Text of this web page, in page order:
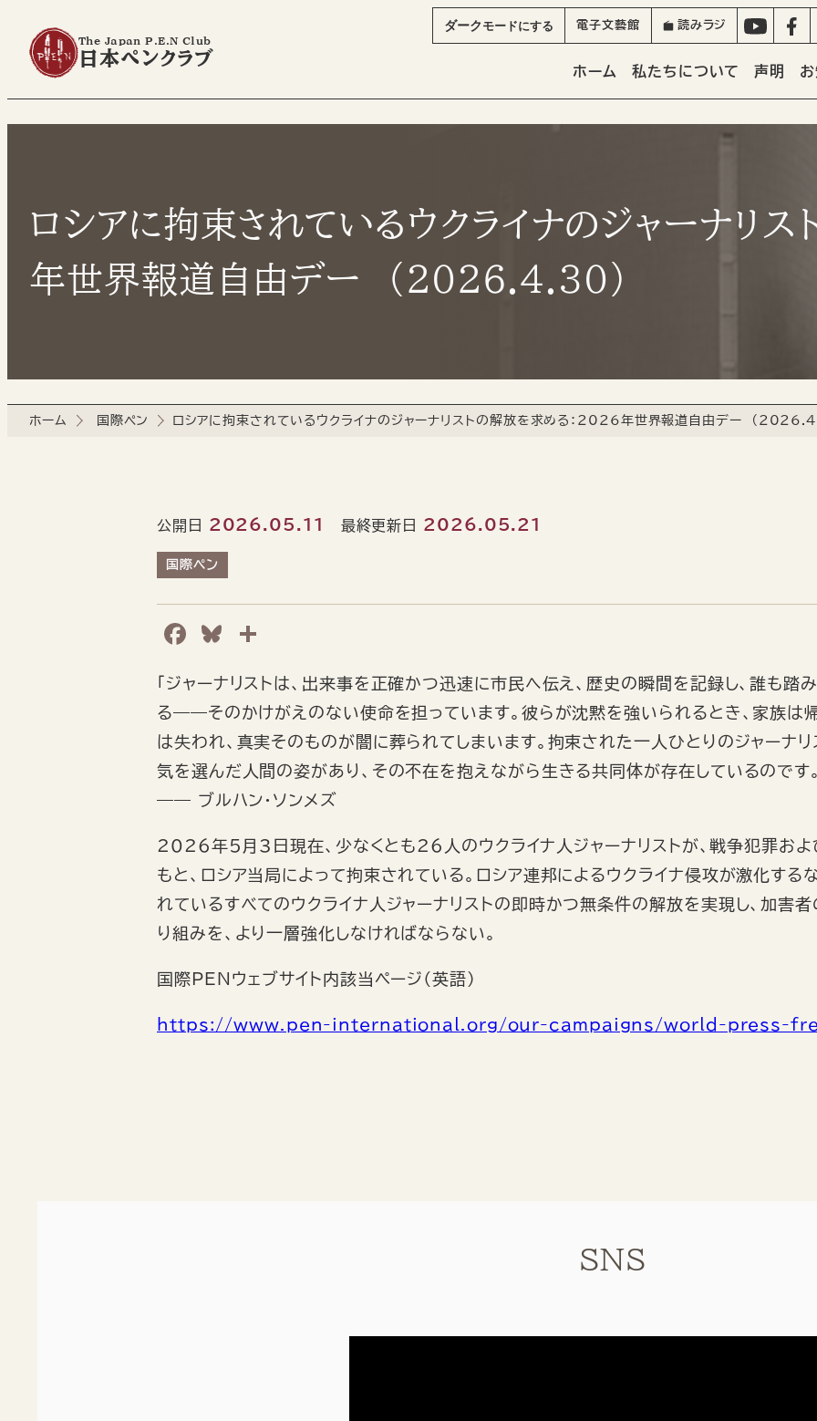
The Japan P.E.N Club
日本ペンクラブ
電子文藝館 読みラジ
ダーク モードにする
ホーム 私たちについて 声明
ロシアに拘束されているウクライナのジャーナリ
年世界報道自由デー （2026.4.30）
ホーム 国際ペン ロシアに拘束されているウクライナのジャーナリストの解放を求める：2026年世界報道自由デー （
公開日 2026.05.11 最終更新日 2026.05.21
国際ペン
F
c
e
b
o
o
k
B
u
e
s
k
y
「ジャーナリストは、出来事を正確かつ迅速に市民へ伝え、歴史の瞬間を記録し、誰も
る――そのかけがえのない使命を担っています。彼らが沈黙を強いられるとき、家族は
は失われ、真実そのものが闇に葬られてしまいます。拘束された一人ひとりのジャーナ
気を選んだ人間の姿があり、その不在を抱えながら生きる共同体が存在しているのです。
―― ブルハン・ソンメズ
2026年5月3日現在、少なくとも26人のウクライナ人ジャーナリストが、戦争犯罪お
もと、ロシア当局によって拘束されている。ロシア連邦によるウクライナ侵攻が激化する
れているすべてのウクライナ人ジャーナリストの即時かつ無条件の解放を実現し、加害
り組みを、より一層強化しなければならない。
国際PENウェブサイト内該当ページ（英語）
https://www.pen-international.org/our-campaigns/world-press-
SNS